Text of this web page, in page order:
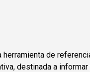
herramienta de
destinada a